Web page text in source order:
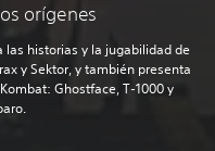
orígenes
las historias y la jugabilidad de
y Sektor, y también presenta
Ghostface, T-1000 y